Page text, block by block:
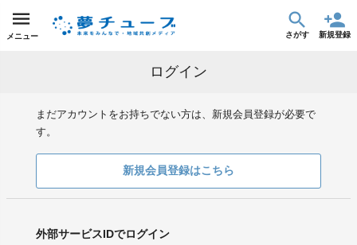
メニュー さがす 新規登録
ログイン
まだアカウントをお持ちでない方は、新規会員登録が必要で
す。
新規会員登録はこちら
外部サービスIDでログイン